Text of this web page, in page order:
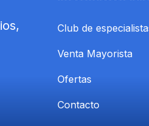
Club de
Venta Mayorista
Ofertas
Contacto